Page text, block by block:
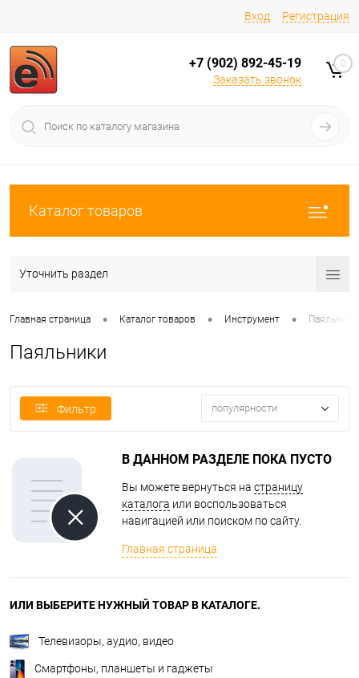
Вход Регистрация
+7 (902) 892-45-19
Заказать звонок
0
Каталог товаров
Уточнить раздел
Главная страница • Каталог товаров • Инструмент • Паяльники
Паяльники
Фильтр популярности
В ДАННОМ РАЗДЕЛЕ ПОКА ПУСТО
Вы можете вернуться на страницу
каталога или воспользоваться
навигацией или поиском по сайту.
Главная страница
ИЛИ ВЫБЕРИТЕ НУЖНЫЙ ТОВАР В КАТАЛОГЕ.
Телевизоры, аудио, видео
Смартфоны, планшеты и гаджеты